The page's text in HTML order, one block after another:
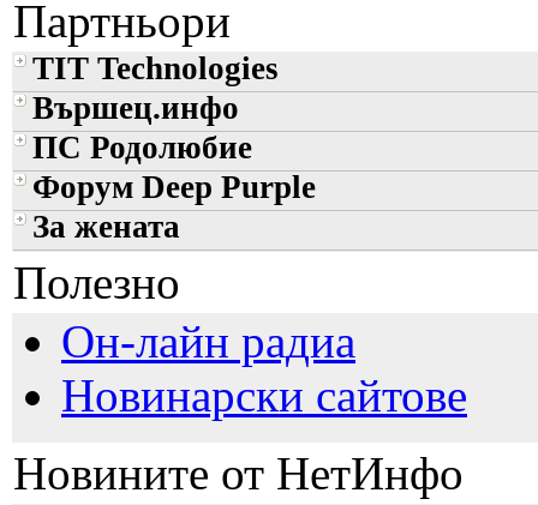
Партньори
TIT Technologies
Вършец.инфо
ПС Родолюбие
Форум Deep Purple
За жената
Полезно
Он-лайн радиа
Новинарски сайтове
Новините от НетИнфо